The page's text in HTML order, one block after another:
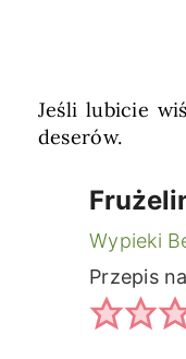
Jeśli lubicie
deserów.
Wypieki
Przepis